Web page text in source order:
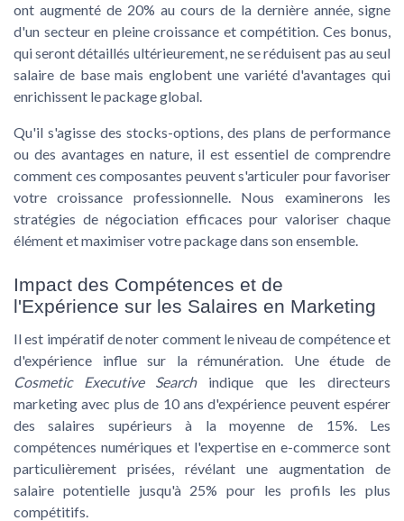
ont augmenté de 20% au cours de la dernière année, signe
d'un secteur en pleine croissance et compétition. Ces bonus,
qui seront détaillés ultérieurement, ne se réduisent pas au seul
salaire de base mais englobent une variété d'avantages qui
enrichissent le package global.
Qu'il s'agisse des stocks-options, des plans de performance
ou des avantages en nature, il est essentiel de comprendre
comment ces composantes peuvent s'articuler pour favoriser
votre croissance professionnelle. Nous examinerons les
stratégies de négociation efficaces pour valoriser chaque
élément et maximiser votre package dans son ensemble.
Impact des Compétences et de
l'Expérience sur les Salaires en Marketing
Il est impératif de noter comment le niveau de compétence et
d'expérience influe sur la rémunération. Une étude de
Cosmetic Executive Searchindique que les directeurs
marketing avec plus de 10 ans d'expérience peuvent espérer
des salaires supérieurs à la moyenne de 15%. Les
compétences numériques et l'expertise en e-commerce sont
particulièrement prisées, révélant une augmentation de
salaire potentielle jusqu'à 25% pour les profils les plus
compétitifs.